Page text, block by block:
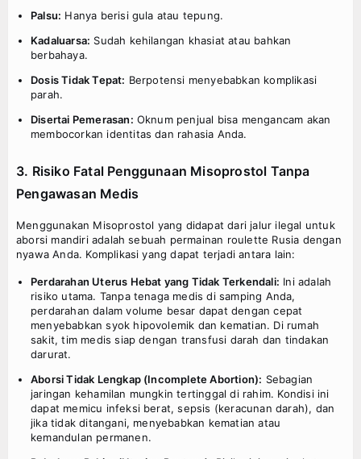
Palsu: Hanya berisi gula atau tepung.
Kadaluarsa: Sudah kehilangan khasiat atau bahkan
berbahaya.
Dosis Tidak Tepat: Berpotensi menyebabkan komplikasi
parah.
Disertai Pemerasan: Oknum penjual bisa mengancam akan
membocorkan identitas dan rahasia Anda.
3. Risiko Fatal Penggunaan Misoprostol Tanpa
Pengawasan Medis
Menggunakan Misoprostol yang didapat dari jalur ilegal untuk
aborsi mandiri adalah sebuah permainan roulette Rusia dengan
nyawa Anda. Komplikasi yang dapat terjadi antara lain:
Perdarahan Uterus Hebat yang Tidak Terkendali: Ini adalah
risiko utama. Tanpa tenaga medis di samping Anda,
perdarahan dalam volume besar dapat dengan cepat
menyebabkan syok hipovolemik dan kematian. Di rumah
sakit, tim medis siap dengan transfusi darah dan tindakan
darurat.
Aborsi Tidak Lengkap (Incomplete Abortion): Sebagian
jaringan kehamilan mungkin tertinggal di rahim. Kondisi ini
dapat memicu infeksi berat, sepsis (keracunan darah), dan
jika tidak ditangani, menyebabkan kematian atau
kemandulan permanen.